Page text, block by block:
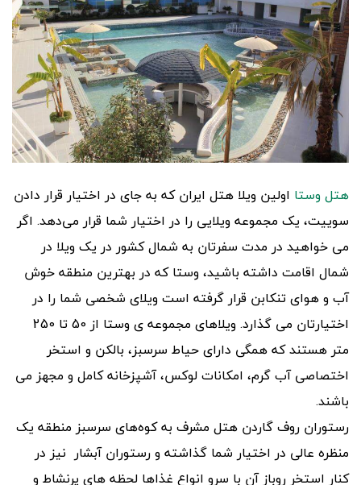
هتل وستا اولین ویلا هتل ایران که به جای در اختیار قرار دادن
سوییت، یک مجموعه ویلایی را در اختیار شما قرار می‌دهد. اگر
می خواهید در مدت سفرتان به شمال کشور در یک ویلا در
شمال اقامت داشته باشید، وستا که در بهترین منطقه خوش
آب و هوای تنکابن قرار گرفته است ویلای شخصی شما را در
اختیارتان می گذارد. ویلاهای مجموعه ی وستا از 50 تا 250
متر هستند که همگی دارای حیاط سرسبز، بالکن و استخر
اختصاصی آب گرم، امکانات لوکس، آشپزخانه کامل و مجهز می
باشند.
رستوران روف گاردن هتل مشرف به کوه‌های سرسبز منطقه یک
منظره عالی در اختیار شما گذاشته و رستوران آبشار نیز در
کنار استخر روباز آن با سرو انواع غذاها لحظه های پرنشاط و